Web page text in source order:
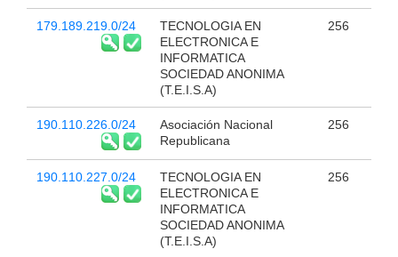
179.189.219.0/24
TECNOLOGIA EN
ELECTRONICA E
INFORMATICA
SOCIEDAD ANONIMA
(T.E.I.S.A)
256
190.110.226.0/24
Asociación Nacional
Republicana
256
190.110.227.0/24
TECNOLOGIA EN
ELECTRONICA E
INFORMATICA
SOCIEDAD ANONIMA
(T.E.I.S.A)
256